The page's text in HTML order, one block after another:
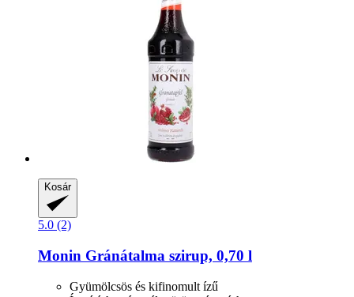
Kosár
5.0 (2)
Monin Gránátalma szirup, 0,70 l
Gyümölcsös és kifinomult ízű